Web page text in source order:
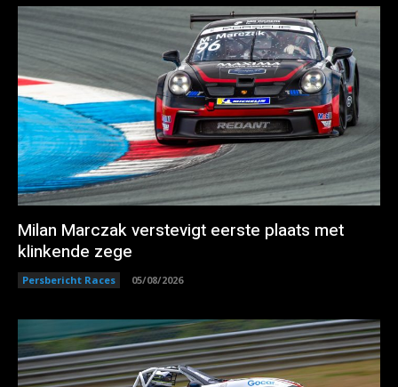
Milan Marczak verstevigt eerste plaats met
klinkende zege
Persbericht Races 05/08/2026